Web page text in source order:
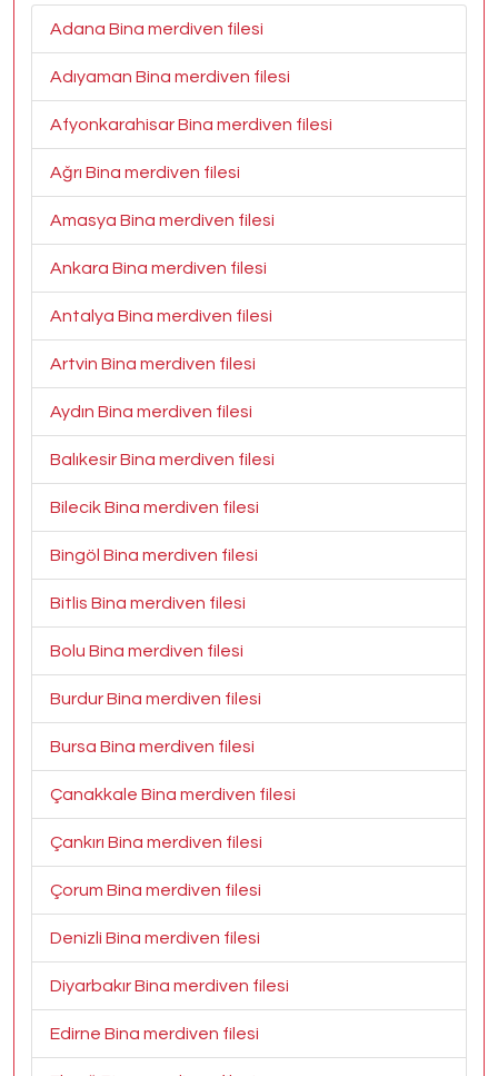
Adana Bina merdiven filesi
Adıyaman Bina merdiven filesi
Afyonkarahisar Bina merdiven filesi
Ağrı Bina merdiven filesi
Amasya Bina merdiven filesi
Ankara Bina merdiven filesi
Antalya Bina merdiven filesi
Artvin Bina merdiven filesi
Aydın Bina merdiven filesi
Balıkesir Bina merdiven filesi
Bilecik Bina merdiven filesi
Bingöl Bina merdiven filesi
Bitlis Bina merdiven filesi
Bolu Bina merdiven filesi
Burdur Bina merdiven filesi
Bursa Bina merdiven filesi
Çanakkale Bina merdiven filesi
Çankırı Bina merdiven filesi
Çorum Bina merdiven filesi
Denizli Bina merdiven filesi
Diyarbakır Bina merdiven filesi
Edirne Bina merdiven filesi